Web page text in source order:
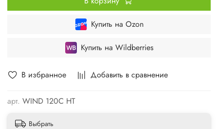
В избранное Добавить в сравнение
арт. WIND 120C HT
Купить на Ozon
Купить на Wildberries
Выбрать